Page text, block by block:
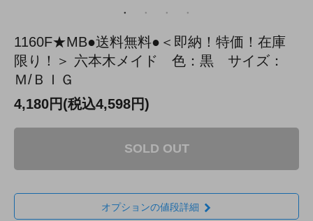
1160F★MB●送料無料●＜即納！特価！在庫
限り！＞ 六本木メイド 色：黒 サイズ：
Ｍ/ＢＩＧ
4,180円(税込4,598円)
SOLD OUT
オプションの値段詳細